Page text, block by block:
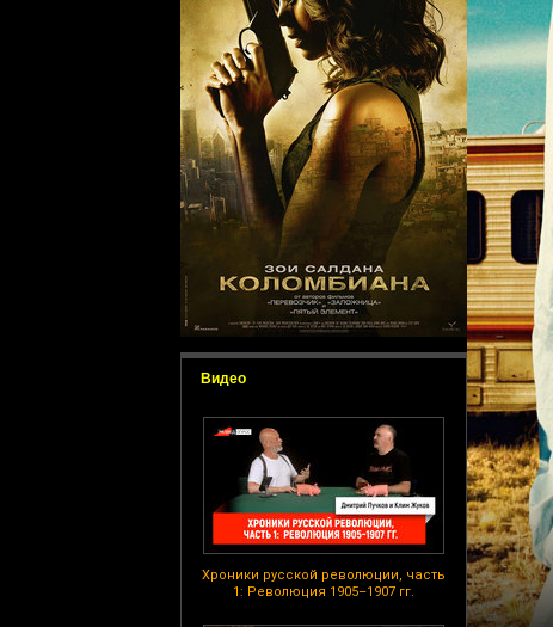
Видео
Хроники русской революции, часть
1: Революция 1905–1907 гг.